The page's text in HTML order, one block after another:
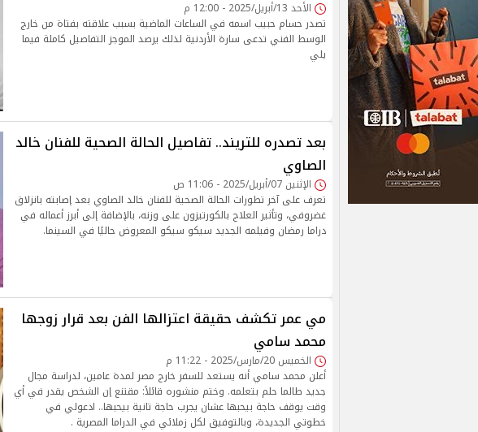
الأحد 13/أبريل/2025 - 12:00 م
تصدر حسام حبيب اسمه في الساعات الماضية بسبب علاقته بفتاة من خارج
الوسط الفني تدعى سارة الأردنية لذلك يرصد الموجز التفاصيل كاملة فيما
يلي
بعد تصدره للتريند.. تفاصيل الحالة الصحية للفنان خالد
الصاوي
الإثنين 07/أبريل/2025 - 11:06 ص
تعرف على آخر تطورات الحالة الصحية للفنان خالد الصاوي بعد إصابته بانزلاق
غضروفي، وتأثير العلاج بالكورتيزون على وزنه، بالإضافة إلى أبرز أعماله في
دراما رمضان وفيلمه الجديد سيكو سيكو المعروض حاليًا في السينما.
مي عمر تكشف حقيقة اعتزالها الفن بعد قرار زوجها
محمد سامي
الخميس 20/مارس/2025 - 11:22 م
أعلن محمد سامي أنه يستعد للسفر خارج مصر لمدة عامين، لدراسة مجال
جديد طالما حلم بتعلمه. وختم منشوره قائلاً: مقتنع إن الشخص يقدر في أي
وقت يوقف حاجة بيحبها عشان يجرب حاجة تانية بيحبها.. ادعولي في
خطوتي الجديدة، وبالتوفيق لكل زملائي في الدراما المصرية .